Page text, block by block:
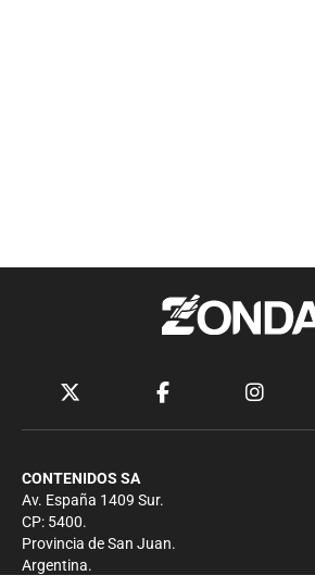
CONTENIDOS SA
Av. España 1409 Sur.
CP: 5400.
Provincia de San Juan.
Argentina.